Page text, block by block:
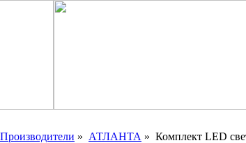
Производители » АТЛАНТА » Комплект LED